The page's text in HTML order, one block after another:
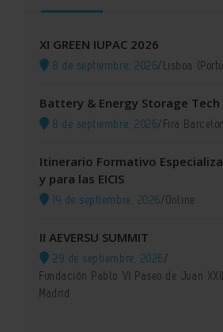
XI GREEN IUPAC 2026
8 de septiembre, 2026/Lisboa
Battery & Energy Storage Tech
8 de septiembre, 2026/Fira
Itinerario Formativo
y para las EICIS
14 de septiembre, 2026/Online
II AEVERSU SUMMIT
29 de septiembre, 2026/
Fundación Pablo VI Paseo de Juan
Madrid